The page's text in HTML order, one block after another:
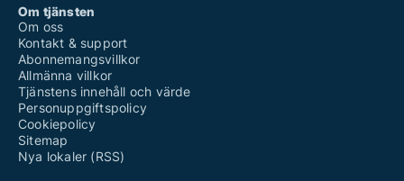
Om tjänsten
Om oss
Kontakt & support
Abonnemangsvillkor
Allmänna villkor
Tjänstens innehåll och värde
Personuppgiftspolicy
Cookiepolicy
Sitemap
Nya lokaler (RSS)